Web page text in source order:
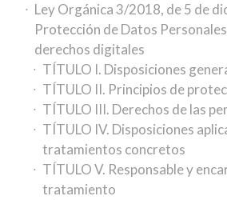
Ley Orgánica 3/2018, de 5 de
Protección de Datos
derechos digitales
TÍTULO I. Disposiciones
TÍTULO II. Principios de
TÍTULO III. Derechos de las
TÍTULO IV. Disposiciones
tratamientos concretos
TÍTULO V. Responsable y
tratamiento